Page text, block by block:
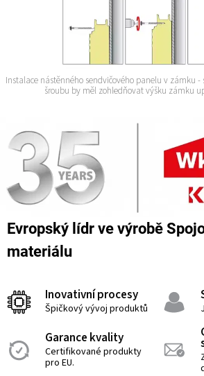
Instalace nástěnného sendvičového panelu v zámku
šroubu by měl zohledňovat výšku zámku
Evropský lídr ve výrobě
materiálu
Inovativní procesy
Špičkový vývoj produktů
Garance kvality
Certifikované produkty
pro EU.